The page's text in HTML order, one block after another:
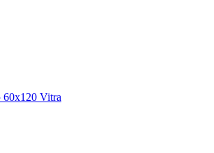
Vitra